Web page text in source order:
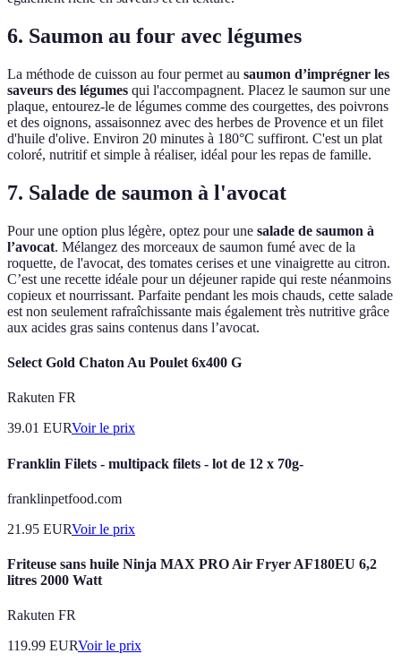
6. Saumon au four avec légumes
La méthode de cuisson au four permet au saumon d’imprégner les
saveurs des légumes qui l'accompagnent. Placez le saumon sur une
plaque, entourez-le de légumes comme des courgettes, des poivrons
et des oignons, assaisonnez avec des herbes de Provence et un filet
d'huile d'olive. Environ 20 minutes à 180°C suffiront. C'est un plat
coloré, nutritif et simple à réaliser, idéal pour les repas de famille.
7. Salade de saumon à l'avocat
Pour une option plus légère, optez pour une salade de saumon à
l’avocat. Mélangez des morceaux de saumon fumé avec de la
roquette, de l'avocat, des tomates cerises et une vinaigrette au citron.
C’est une recette idéale pour un déjeuner rapide qui reste néanmoins
copieux et nourrissant. Parfaite pendant les mois chauds, cette salade
est non seulement rafraîchissante mais également très nutritive grâce
aux acides gras sains contenus dans l’avocat.
Select Gold Chaton Au Poulet 6x400 G
Rakuten FR
39.01 EURVoir le prix
Franklin Filets - multipack filets - lot de 12 x 70g-
franklinpetfood.com
21.95 EURVoir le prix
Friteuse sans huile Ninja MAX PRO Air Fryer AF180EU 6,2
litres 2000 Watt
Rakuten FR
119.99 EURVoir le prix